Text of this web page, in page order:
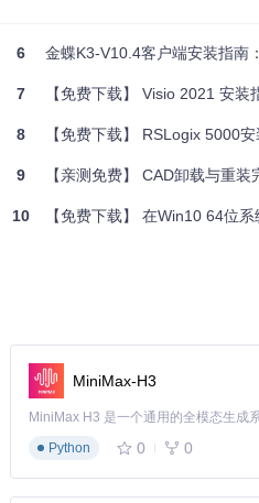
例。
6 金蝶K3-V10.4客户端安装指南
7 【免费下载】 Visio 2021 安
8 【免费下载】 RSLogix 5000
9 【亲测免费】 CAD卸载与重
10 【免费下载】 在Win10 64位系统
MiniMax-H3
Python
0 0